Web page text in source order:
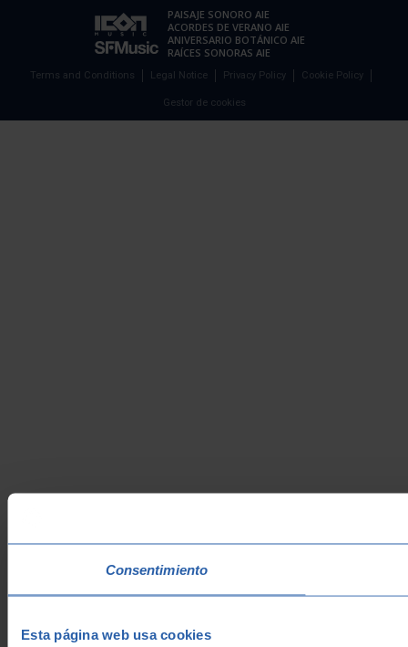
Consentimiento
Esta página web usa cookies
PAISAJE SONORO AIE
ACORDES DE VERANO AIE
ANIVERSARIO BOTÁNICO AIE
RAÍCES SONORAS AIE
Terms and Conditions Legal Notice Privacy Policy Cookie Policy
Gestor de cookies